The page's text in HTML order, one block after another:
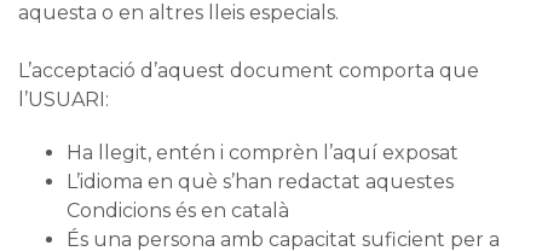
aquesta o en altres lleis especials.
L’acceptació d’aquest document comporta que
l’USUARI:
Ha llegit, entén i comprèn l’aquí exposat
L’idioma en què s’han redactat aquestes
Condicions és en català
És una persona amb capacitat suficient per a